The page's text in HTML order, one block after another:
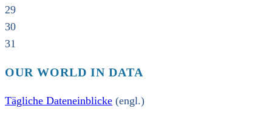
29
30
31
OUR WORLD IN DATA
Tägliche Dateneinblicke (engl.)